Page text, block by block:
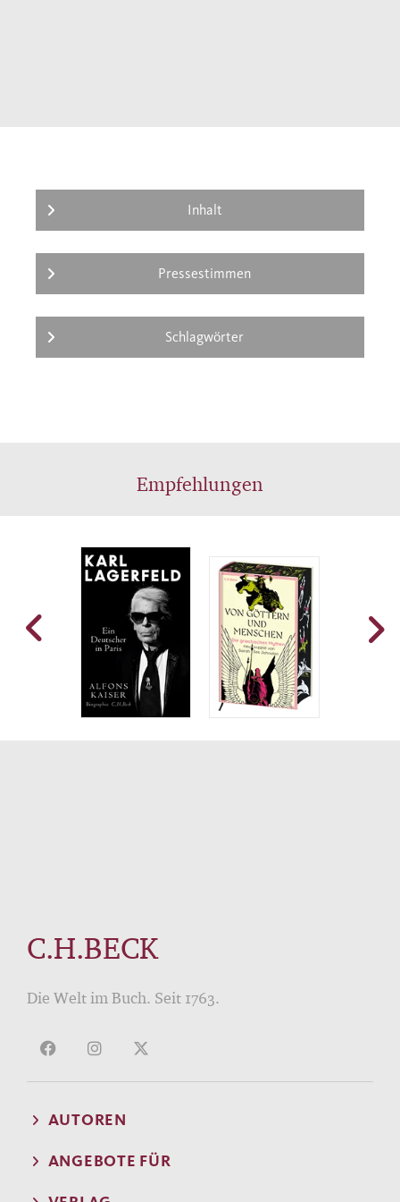
Sandstürmen bis hin zuden unzähligen
Opfern dieses größten Krieges aller Zeiten.
Inhalt
Pressestimmen
Schlagwörter
Empfehlungen
C.H.BECK
Die Welt im Buch. Seit 1763.
AUTOREN
ANGEBOTE FÜR